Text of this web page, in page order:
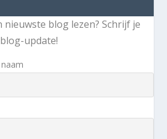
nieuwste blog lezen? Schrijf je
update!